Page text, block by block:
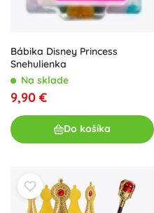
Bábika Disney Princess
Snehulienka
Na sklade
9,90 €
Do košíka